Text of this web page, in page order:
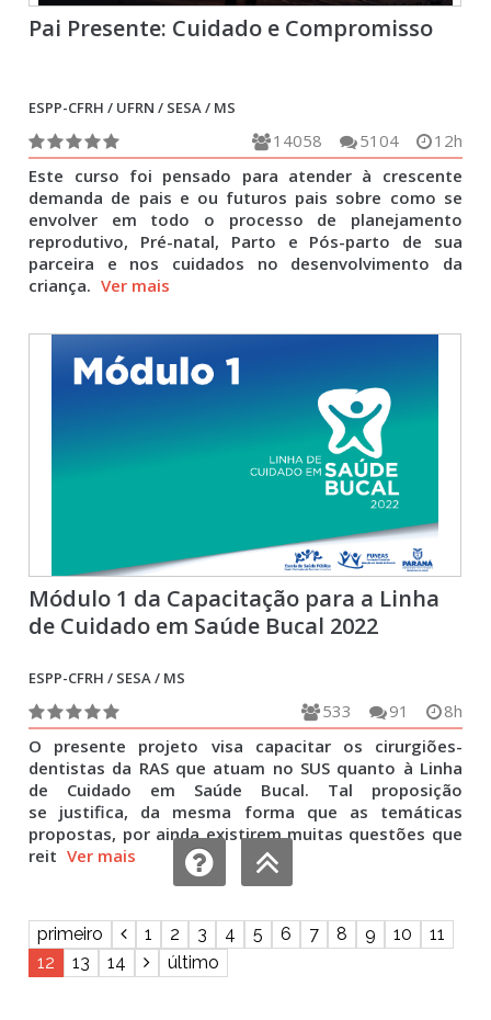
Pai Presente: Cuidado e Compromisso
ESPP-CFRH / UFRN / SESA / MS
12h
5104
14058
Este curso foi pensado para atender à crescente
demanda de pais e ou futuros pais sobre como se
envolver em todo o processo de planejamento
reprodutivo, Pré-natal, Parto e Pós-parto de sua
parceira e nos cuidados no desenvolvimento da
criança. Ver mais
Módulo 1 da Capacitação para a Linha
de Cuidado em Saúde Bucal 2022
ESPP-CFRH / SESA / MS
8h
91
533
O presente projeto visa capacitar os cirurgiões-
dentistas da RAS que atuam no SUS quanto à Linha
de Cuidado em Saúde Bucal. Tal proposição
se justifica, da mesma forma que as temáticas
propostas, por ainda existirem muitas questões que
reit Ver mais
primeiro 1 2 3 4 5 6 7 8 9 10
11
12
13 14 último